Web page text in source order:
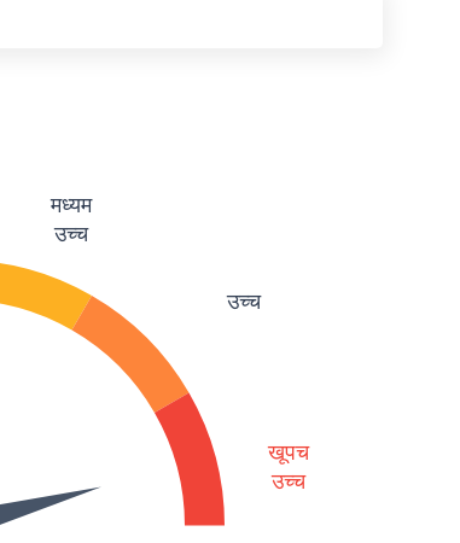
मध्यम
उच्च
उच्च
खूपच
उच्च